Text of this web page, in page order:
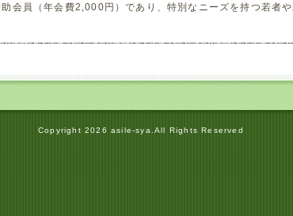
会員（年会費2,000円）であり、特別なニーズを持つ若者や
Copyright2026 asile-sya.All Rights Reserved